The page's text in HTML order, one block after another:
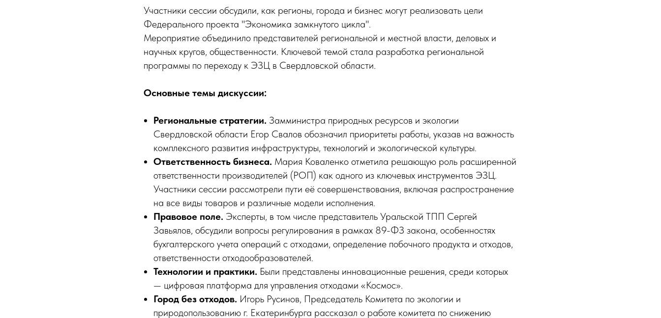
Участники сессии обсудили, как регионы, города и бизнес могут реализовать цели
Федерального проекта "Экономика замкнутого цикла".
Мероприятие объединило представителей региональной и местной власти, деловых и
научных кругов, общественности. Ключевой темой стала разработка региональной
программы по переходу к ЭЗЦ в Свердловской области.
Основные темы дискуссии:
Региональные стратегии. Замминистра природных ресурсов и экологии
Свердловской области Егор Свалов обозначил приоритеты работы, указав на важность
комплексного развития инфраструктуры, технологий и экологической культуры.
Ответственность бизнеса. Мария Коваленко отметила решающую роль расширенной
ответственности производителей (РОП) как одного из ключевых инструментов ЭЗЦ.
Участники сессии рассмотрели пути её совершенствования, включая распространение
на все виды товаров и различные модели исполнения.
Правовое поле. Эксперты, в том числе представитель Уральской ТПП Сергей
Завьялов, обсудили вопросы регулирования в рамках 89-ФЗ закона, особенностях
бухгалтерского учета операций с отходами, определение побочного продукта и отходов,
ответственности отходообразователей.
Технологии и практики. Были представлены инновационные решения, среди которых
— цифровая платформа для управления отходами «Космос».
Город без отходов. Игорь Русинов, Председатель Комитета по экологии и
природопользованию г. Екатеринбурга рассказал о работе комитета по снижению